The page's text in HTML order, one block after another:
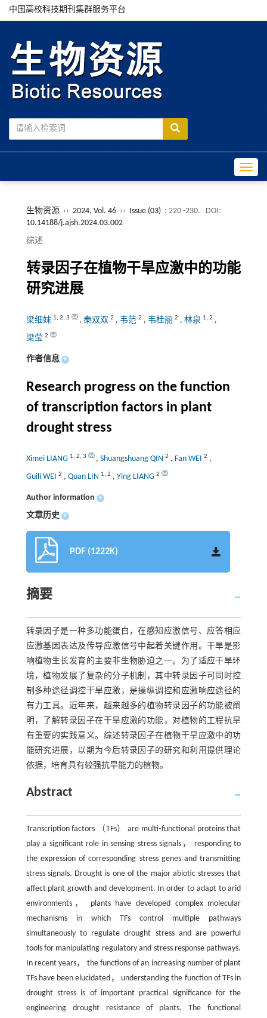
中国高校科技期刊集群服务平台
生物资源 ›› 2024, Vol. 46 ›› Issue (03) : 220 -230.
DOI:
10.14188/j.ajsh.2024.03.002
综述
转录因子在植物干旱应激中的功能
研究进展
梁细妹 1, 2, 3 , 秦双双 2 , 韦范 2 , 韦桂丽 2 , 林泉 1, 2 ,
梁莹 2
作者信息 +
Research progress on the function
of transcription factors in plant
drought stress
Ximei LIANG 1, 2, 3 , Shuangshuang QIN 2 , Fan WEI 2 ,
Guili WEI 2 , Quan LIN 1, 2 , Ying LIANG 2
Author information +
文章历史 +
PDF (1222K)
摘要
转录因子是一种多功能蛋白，在感知应激信号、应答相应
应激基因表达及传导应激信号中起着关键作用。干旱是影
响植物生长发育的主要非生物胁迫之一。为了适应干旱环
境，植物发展了复杂的分子机制，其中转录因子可同时控
制多种途径调控干旱应激，是操纵调控和应激响应途径的
有力工具。近年来，越来越多的植物转录因子的功能被阐
明，了解转录因子在干旱应激的功能，对植物的工程抗旱
有重要的实践意义。综述转录因子在植物干旱应激中的功
能研究进展，以期为今后转录因子的研究和利用提供理论
依据，培育具有较强抗旱能力的植物。
Abstract
Transcription factors （TFs） are multi⁃functional proteins that
play a significant role in sensing stress signals， responding to
the expression of corresponding stress genes and transmitting
stress signals. Drought is one of the major abiotic stresses that
affect plant growth and development. In order to adapt to arid
environments， plants have developed complex molecular
mechanisms in which TFs control multiple pathways
simultaneously to regulate drought stress and are powerful
tools for manipulating regulatory and stress response pathways.
In recent years， the functions of an increasing number of plant
TFs have been elucidated， understanding the function of TFs in
drought stress is of important practical significance for the
engineering drought resistance of plants. The functional